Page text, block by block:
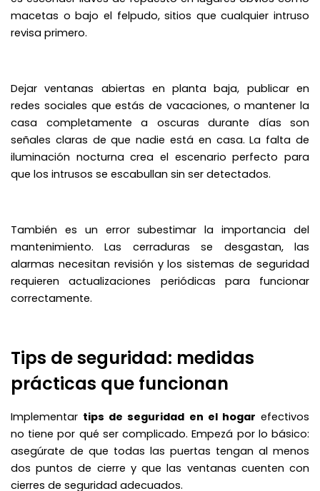
macetas o bajo el felpudo, sitios que cualquier intruso
revisa primero.
Dejar ventanas abiertas en planta baja, publicar en
redes sociales que estás de vacaciones, o mantener la
casa completamente a oscuras durante días son
señales claras de que nadie está en casa. La falta de
iluminación nocturna crea el escenario perfecto para
que los intrusos se escabullan sin ser detectados.
También es un error subestimar la importancia del
mantenimiento. Las cerraduras se desgastan, las
alarmas necesitan revisión y los sistemas de seguridad
requieren actualizaciones periódicas para funcionar
correctamente.
Tips de seguridad: medidas
prácticas que funcionan
Implementar tips de seguridad en el hogar efectivos
no tiene por qué ser complicado. Empezá por lo básico:
asegúrate de que todas las puertas tengan al menos
dos puntos de cierre y que las ventanas cuenten con
cierres de seguridad adecuados.